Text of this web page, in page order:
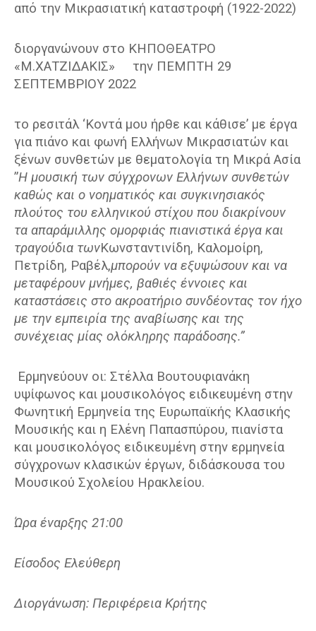
από την Μικρασιατική καταστροφή (1922-2022)
διοργανώνουν στο ΚΗΠΟΘΕΑΤΡΟ
«Μ.ΧΑΤΖΙΔΑΚΙΣ» την ΠΕΜΠΤΗ 29
ΣΕΠΤΕΜΒΡΙΟΥ 2022
το ρεσιτάλ ‘Κοντά μου ήρθε και κάθισε’ με έργα
για πιάνο και φωνή Ελλήνων Μικρασιατών και
ξένων συνθετών με θεματολογία τη Μικρά Ασία
”Η μουσική των σύγχρονων Ελλήνων συνθετών
καθώς και ο νοηματικός και συγκινησιακός
πλούτος του ελληνικού στίχου που διακρίνουν
τα απαράμιλλης ομορφιάς πιανιστικά έργα και
τραγούδια τωνΚωνσταντινίδη, Καλομοίρη,
Πετρίδη, Ραβέλ,μπορούν να εξυψώσουν και να
μεταφέρουν μνήμες, βαθιές έννοιες και
καταστάσεις στο ακροατήριο συνδέοντας τον ήχο
με την εμπειρία της αναβίωσης και της
συνέχειας μίας ολόκληρης παράδοσης.”
Ερμηνεύουν οι: Στέλλα Βουτουφιανάκη
υψίφωνος και μουσικολόγος ειδικευμένη στην
Φωνητική Ερμηνεία της Ευρωπαϊκής Κλασικής
Μουσικής και η Ελένη Παπασπύρου, πιανίστα
και μουσικολόγος ειδικευμένη στην ερμηνεία
σύγχρονων κλασικών έργων, διδάσκουσα του
Μουσικού Σχολείου Ηρακλείου.
Ώρα έναρξης 21:00
Είσοδος Ελεύθερη
Διοργάνωση: Περιφέρεια Κρήτης